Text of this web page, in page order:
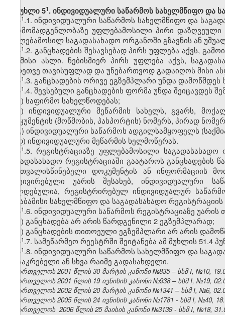
მუხლი 5​1. ინდივიდუალური საწარმოს სახელმწიფო და
5​1.1. ინდივიდუალური საწარმოს სახელმწიფო და
წარმომადგენლობაზე უფლებამოსილი პირი
უფლებამოსილ საგადასახადო ორგანოში გზავნის ან
5​1.2. განცხადების შესავსებად პირს უფლება აქვს,
ან მისი ასლი. ნებისმიერ პირს უფლება აქვს,
აგრეთვე თავისუფლად და უნებართვოდ გადაიღოს მისი
5​1.3. განცხადების ორივე ეგზემპლარი უნდა
5​1.4. შევსებული განცხადების ფორმა უნდა შეიცავდეს
ა) საფირმო სახელწოდებას;
ბ) ინდივიდუალური მეწარმის სახელს, გვარს,
დოკუმენტის (მოწმობის, პასპორტის) ნომერს, პირად
გ) ინდივიდუალური საწარმოს ადგილსამყოფელს
დ) ინდივიდუალური მეწარმის ხელმოწერას.
5​1.5. რეგისტრაციაზე უფლებამოსილი
საგადასახადო რეგისტრაციაში გაატაროს
გაუთვალისწინებელი დოკუმენტის ან
მოტივირებული უარის შესახებ, ინდივიდუალური
ვალდებულია, რეგისტრირებულ ინდივიდუალურ
შესაბამისი სახელმწიფო და საგადასახადო
5​1.6. ინდივიდუალური საწარმოს რეგისტრაციაზე
ა) განცხადება არ არის წარდგენილი 2 ეგზემპლარად;
ბ) განცხადების თითოეული ეგზემპლარი არ არის
5​1.7. სამეწარმეო რეესტრში შეიტანება ამ მუხლის 51.4
5​1.8. ინდივიდუალური საწარმოს სახელმწიფო და
მოსაკრებელი ან სხვა რაიმე გადასახდელი.
საქართველოს 2001 წლის 30 მარტის კანონი №835 – სსმ I, №10,
საქართველოს 2001 წლის 19 ივნისის კანონი №938 – სსმ I, №19,
საქართველოს 2002 წლის 20 მარტის კანონი №1341 – სსმ I, №6,
საქართველოს 2005 წლის 24 ივნისის კანონი №1781 - სსმ I, №40,
საქართველოს 2006 წლის 25 მაისის კანონი №3139 - სსმ I, №18,